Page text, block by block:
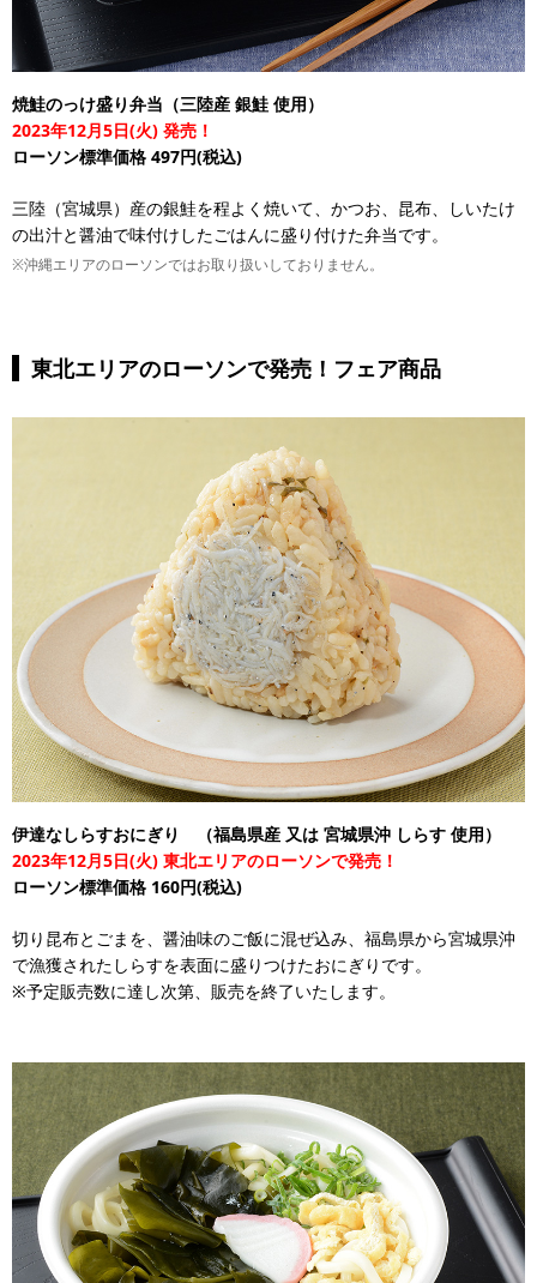
焼鮭のっけ盛り弁当（三陸産 銀鮭 使用）
2023年12月5日(火) 発売！
ローソン標準価格 497円(税込)
三陸（宮城県）産の銀鮭を程よく焼いて、かつお、昆布、しいたけ
の出汁と醤油で味付けしたごはんに盛り付けた弁当です。
※沖縄エリアのローソンではお取り扱いしておりません。
東北エリアのローソンで発売！フェア商品
伊達なしらすおにぎり （福島県産 又は 宮城県沖 しらす 使用）
2023年12月5日(火) 東北エリアのローソンで発売！
ローソン標準価格 160円(税込)
切り昆布とごまを、醤油味のご飯に混ぜ込み、福島県から宮城県沖
で漁獲されたしらすを表面に盛りつけたおにぎりです。
※予定販売数に達し次第、販売を終了いたします。